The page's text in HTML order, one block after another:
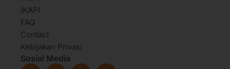
IKAPI
FAQ
Contact
Kebijakan Privasi
Sosial Media